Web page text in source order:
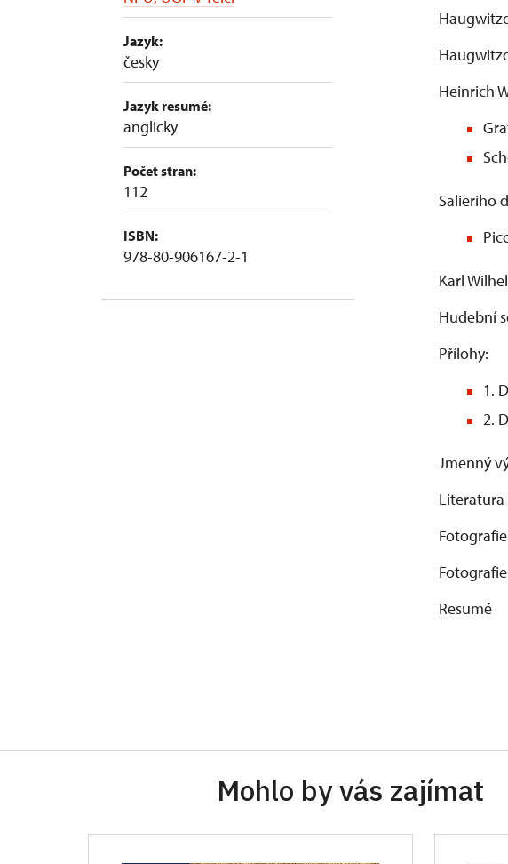
Jazyk:
česky
Jazyk resumé:
anglicky
Počet stran:
112
ISBN:
978-80-906167-2-1
Heinrich
Salieriho
Karl
Hudební
Přílohy:
1.
2.
Jmenný
Resumé
Mohlo by vás zajímat